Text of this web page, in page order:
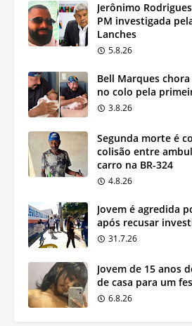
Jerônimo
PM investigada
Lanches
5.8.26
Bell Marques
no colo pela
3.8.26
Segunda morte é
colisão entre
carro na BR-324
4.8.26
Jovem é agredida
após recusar
31.7.26
Jovem de 15 anos
de casa para um
6.8.26